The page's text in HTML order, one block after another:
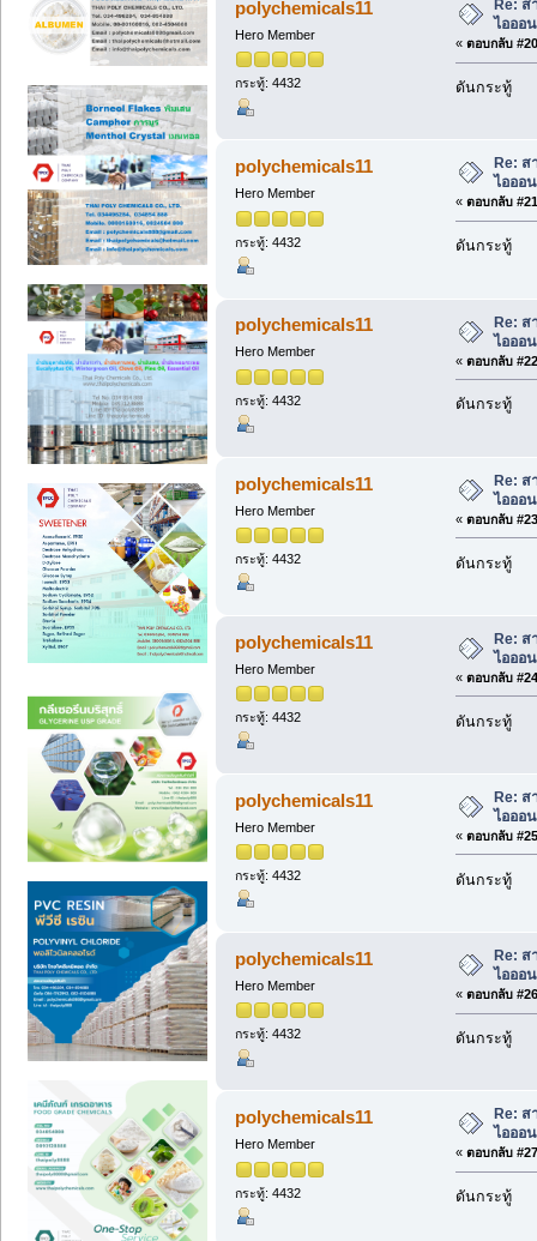
polychemicals11
Hero Member
กระทู้: 4432
Re: ส
ไอออ
« ตอบกลับ
ดันกระทู้
polychemicals11
Hero Member
กระทู้: 4432
Re: ส
ไอออ
« ตอบกลับ
ดันกระทู้
polychemicals11
Hero Member
กระทู้: 4432
Re: ส
ไอออ
« ตอบกลับ
ดันกระทู้
polychemicals11
Hero Member
กระทู้: 4432
Re: ส
ไอออ
« ตอบกลับ
ดันกระทู้
polychemicals11
Hero Member
กระทู้: 4432
Re: ส
ไอออ
« ตอบกลับ
ดันกระทู้
polychemicals11
Hero Member
กระทู้: 4432
Re: ส
ไอออ
« ตอบกลับ
ดันกระทู้
polychemicals11
Hero Member
กระทู้: 4432
Re: ส
ไอออ
« ตอบกลับ
ดันกระทู้
polychemicals11
Hero Member
กระทู้: 4432
Re: ส
ไอออ
« ตอบกลับ
ดันกระทู้